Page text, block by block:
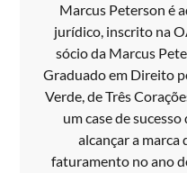
Marcus Peterson é
jurídico, inscrito na
sócio da Marcus
Graduado em Direito
Verde, de Três
um case de
alcançar a marca
faturamento no ano